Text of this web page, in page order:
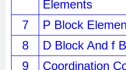
Elements
7
P Block
8
D Block And f
9
Coordination